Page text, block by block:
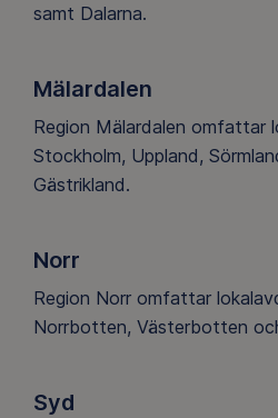
samt Dalarna.
Mälardalen
Region Mälardalen omfattar
Stockholm, Uppland,
Gästrikland.
Norr
Region Norr omfattar
Norrbotten, Västerbotten
Syd